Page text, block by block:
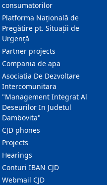
consumatorilor
Platforma Națională de
Pregătire pt. Situații de
Urgență
Partner projects
Compania de apa
Asociatia De Dezvoltare
Intercomunitara
"Management Integrat Al
Deseurilor In Judetul
Dambovita"
CJD phones
Projects
Hearings
Conturi IBAN CJD
Webmail CJD